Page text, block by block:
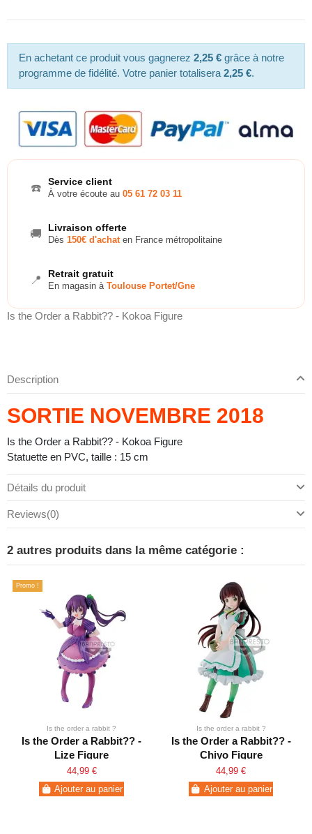
En achetant ce produit vous gagnerez 2,25 € grâce à notre
programme de fidélité. Votre panier totalisera 2,25 €.
☎️ Service client
À votre écoute au 05 61 72 03 11
🚚 Livraison offerte
Dès 150€ d'achaten France métropolitaine
📍 Retrait gratuit
En magasin à Toulouse Portet/Gne
Is the Order a Rabbit?? - Kokoa Figure
Description
SORTIE NOVEMBRE 2018
Is the Order a Rabbit?? - Kokoa Figure
Statuette en PVC, taille : 15 cm
Détails du produit
Reviews(0)
2 autres produits dans la même catégorie :
Promo !
Is the order a rabbit ?
Is the Order a Rabbit?? -
Lize Figure
44,99 €
Ajouter au panier
Is the order a rabbit ?
Is the Order a Rabbit?? -
Chiyo Figure
44,99 €
Ajouter au panier